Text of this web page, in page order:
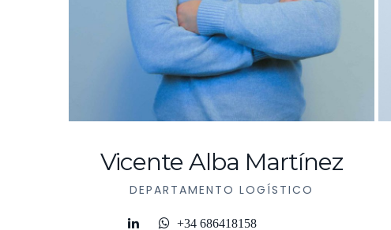
Vicente Alba Martínez
DEPARTAMENTO LOGÍSTICO
+34 686418158